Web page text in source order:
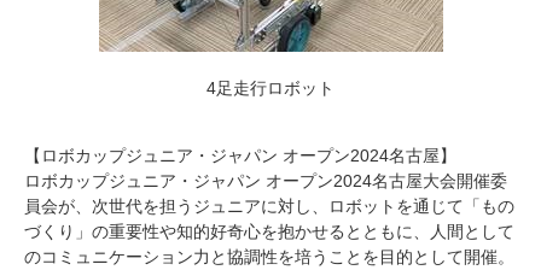
4足走行ロボット
【ロボカップジュニア・ジャパン オープン2024名古屋】
ロボカップジュニア・ジャパン オープン2024名古屋大会開催委
員会が、次世代を担うジュニアに対し、ロボットを通じて「もの
づくり」の重要性や知的好奇心を抱かせるとともに、人間として
のコミュニケーション力と協調性を培うことを目的として開催。